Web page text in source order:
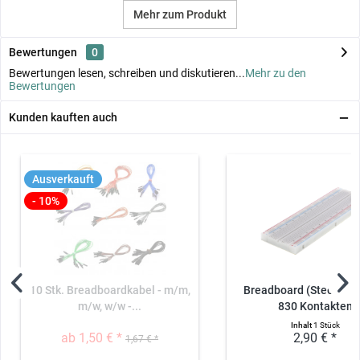
Mehr zum Produkt
Bewertungen
0
Bewertungen lesen, schreiben und diskutieren...Mehr zu den
Bewertungen
Kunden kauften auch
Ausverkauft
- 10%
10 Stk. Breadboardkabel - m/m,
m/w, w/w -...
ab 1,50 € * 1,67 € *
Breadboard
830 Kontakten
Inhalt1 Stück
2,90 € *